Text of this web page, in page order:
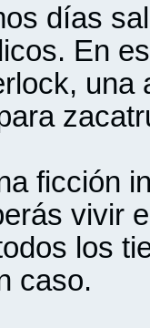
días
En
una
ficción
vivir
los
caso.